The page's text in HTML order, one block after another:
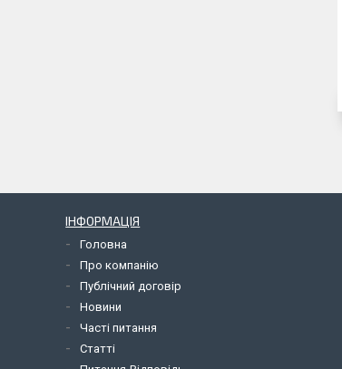
ІНФОРМАЦІЯ
Головна
Про компанію
Публічний договір
Новини
Часті питання
Статті